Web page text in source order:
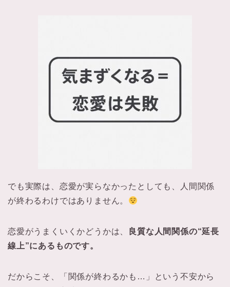
でも実際は、恋愛が実らなかったとしても、人間関係
が終わるわけではありません。
恋愛がうまくいくかどうかは、
良質な人間関係の“延長
線上”にあるものです。
だからこそ、「関係が終わるかも…」という不安から